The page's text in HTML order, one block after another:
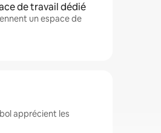
de travail dédié
un espace de
apprécient les